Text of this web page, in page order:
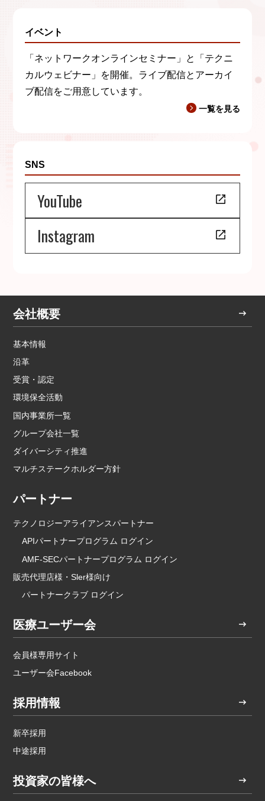
イベント
「ネットワークオンラインセミナー」と「テクニ
カルウェビナー」を開催。ライブ配信とアーカイ
ブ配信をご用意しています。
一覧を見る
SNS
YouTube
Instagram
会社概要
基本情報
沿革
受賞・認定
環境保全活動
国内事業所一覧
グループ会社一覧
ダイバーシティ推進
マルチステークホルダー方針
パートナー
テクノロジーアライアンスパートナー
APIパートナープログラム ログイン
AMF-SECパートナープログラム ログイン
販売代理店様・Sler様向け
パートナークラブ ログイン
医療ユーザー会
会員様専用サイト
ユーザー会Facebook
採用情報
新卒採用
中途採用
投資家の皆様へ